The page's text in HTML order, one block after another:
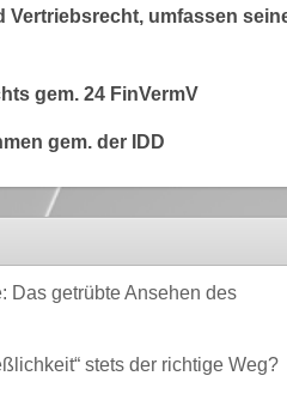
Vertriebsrecht, umfassen
gem. 24 FinVermV
gem. der IDD
Das getrübte Ansehen des
stets der richtige Weg?